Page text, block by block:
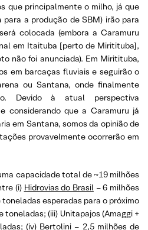
que principalmente o milho, já que
a produção de SBM) irão para
colocada (embora a Caramuru
em Itaituba [perto de Miritituba],
não foi anunciada). Em Miritituba,
em barcaças fluviais e seguirão o
ou Santana, onde finalmente
Devido à atual perspectiva
considerando que a Caramuru já
em Santana, somos da opinião de
provavelmente ocorrerão em
capacidade total de ~19 milhões
(i) Hidrovias do Brasil– 6 milhões
esperadas para o próximo
toneladas; (iii) Unitapajos (Amaggi +
(iv) Bertolini – 2,5 milhões de